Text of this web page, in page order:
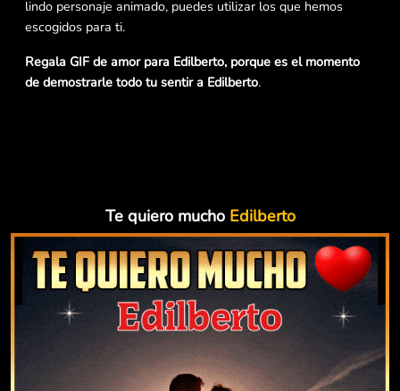
lindo personaje animado, puedes utilizar los que hemos
escogidos para ti.
Regala GIF de amor para Edilberto, porque es el momento
de demostrarle todo tu sentir a Edilberto.
Te quiero mucho Edilberto